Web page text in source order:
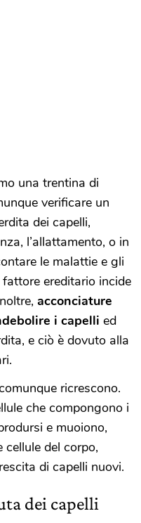
una trentina di
verificare un
dei capelli,
l’allattamento, o in
le malattie e gli
ereditario incide
acconciature
i capelli ed
e ciò è dovuto alla
ricrescono.
che compongono i
e muoiono,
del corpo,
di capelli nuovi.
dei capelli